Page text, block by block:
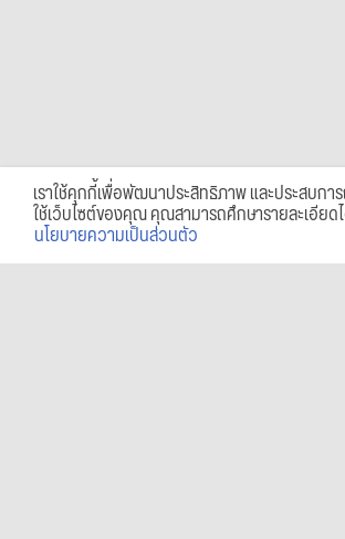
เราใช้คุกกี้เพื่อพัฒนาประสิทธิภาพ และประสบก
ใช้เว็บไซต์ของคุณ คุณสามารถศึกษารายละเอียด
นโยบายความเป็นส่วนตัว